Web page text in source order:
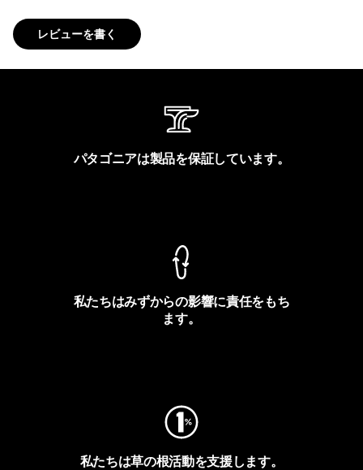
レビューを書く
パタゴニアは製品を保証しています。
私たちはみずからの影響に責任をもち
ます。
私たちは草の根活動を支援します。